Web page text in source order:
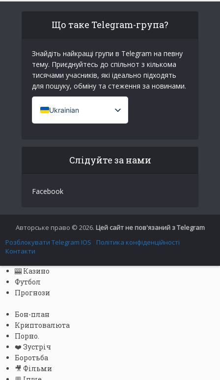
Що таке Telegram-група?
Знайдіть найкращі групи в Telegram на певну
тему. Приєднуйтесь до спільнот з кількома
тисячами учасників, які ідеально підходять
для пошуку, обміну та стеження за новинами.
Ukrainian
French (France)
Spanish
Chinese
Finnish
Слідуйте за нами
Facebook
Авторське право © 2026. Цей сайт не пов'язаний з Telegram
Розблокувати Telegram IOS
Політика конфіденційності
Контакти
🎰 Казино
Футбол
Прогнози
Бон-план
Криптовалюта
Порно.
❤️ Зустріч
Боротьба
🎥 Фільми